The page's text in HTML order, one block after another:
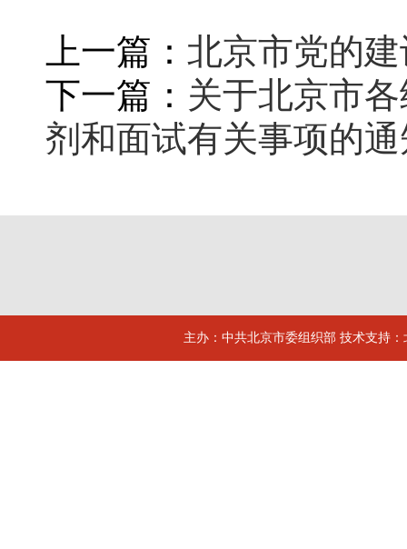
上一篇： 北京市党的
下一篇： 关于北京市
剂和面试有关事项的
主办：中共北京市委组织部 技术支持